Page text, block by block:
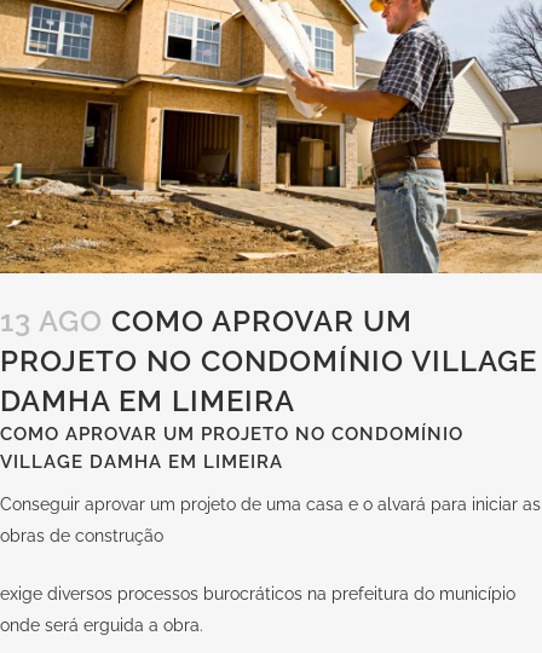
13 AGO COMO APROVAR UM
PROJETO NO CONDOMÍNIO VILLAGE
DAMHA EM LIMEIRA
COMO APROVAR UM PROJETO NO CONDOMÍNIO
VILLAGE DAMHA EM LIMEIRA
Conseguir aprovar um projeto de uma casa e o alvará para iniciar as
obras de construção
exige diversos processos burocráticos na prefeitura do município
onde será erguida a obra.